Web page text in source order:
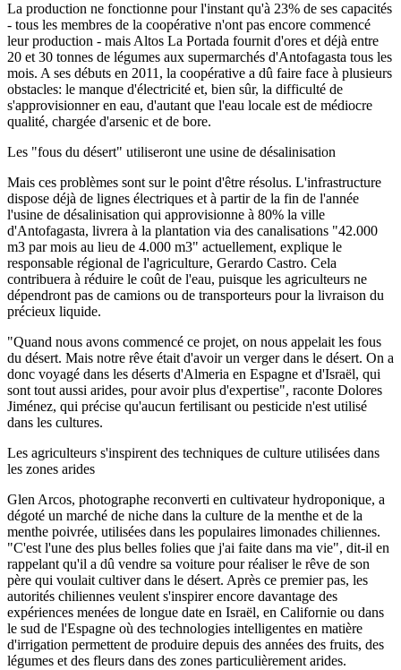
La production ne fonctionne pour l'instant qu'à 23% de ses capacités
- tous les membres de la coopérative n'ont pas encore commencé
leur production - mais Altos La Portada fournit d'ores et déjà entre
20 et 30 tonnes de légumes aux supermarchés d'Antofagasta tous les
mois. A ses débuts en 2011, la coopérative a dû faire face à plusieurs
obstacles: le manque d'électricité et, bien sûr, la difficulté de
s'approvisionner en eau, d'autant que l'eau locale est de médiocre
qualité, chargée d'arsenic et de bore.
Les "fous du désert" utiliseront une usine de désalinisation
Mais ces problèmes sont sur le point d'être résolus. L'infrastructure
dispose déjà de lignes électriques et à partir de la fin de l'année
l'usine de désalinisation qui approvisionne à 80% la ville
d'Antofagasta, livrera à la plantation via des canalisations "42.000
m3 par mois au lieu de 4.000 m3" actuellement, explique le
responsable régional de l'agriculture, Gerardo Castro. Cela
contribuera à réduire le coût de l'eau, puisque les agriculteurs ne
dépendront pas de camions ou de transporteurs pour la livraison du
précieux liquide.
"Quand nous avons commencé ce projet, on nous appelait les fous
du désert. Mais notre rêve était d'avoir un verger dans le désert. On a
donc voyagé dans les déserts d'Almeria en Espagne et d'Israël, qui
sont tout aussi arides, pour avoir plus d'expertise", raconte Dolores
Jiménez, qui précise qu'aucun fertilisant ou pesticide n'est utilisé
dans les cultures.
Les agriculteurs s'inspirent des techniques de culture utilisées dans
les zones arides
Glen Arcos, photographe reconverti en cultivateur hydroponique, a
dégoté un marché de niche dans la culture de la menthe et de la
menthe poivrée, utilisées dans les populaires limonades chiliennes.
"C'est l'une des plus belles folies que j'ai faite dans ma vie", dit-il en
rappelant qu'il a dû vendre sa voiture pour réaliser le rêve de son
père qui voulait cultiver dans le désert. Après ce premier pas, les
autorités chiliennes veulent s'inspirer encore davantage des
expériences menées de longue date en Israël, en Californie ou dans
le sud de l'Espagne où des technologies intelligentes en matière
d'irrigation permettent de produire depuis des années des fruits, des
légumes et des fleurs dans des zones particulièrement arides.